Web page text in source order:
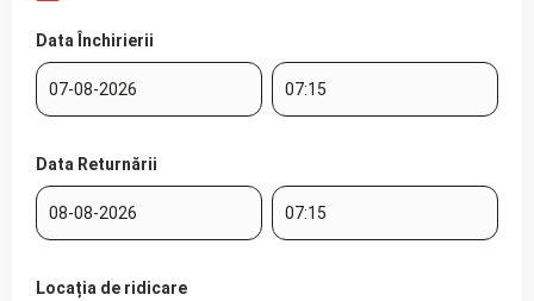
Data Închirierii
Data Returnării
Locația de ridicare